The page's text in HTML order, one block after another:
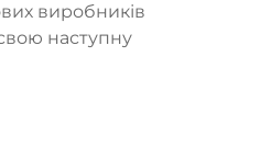
виробників
наступну